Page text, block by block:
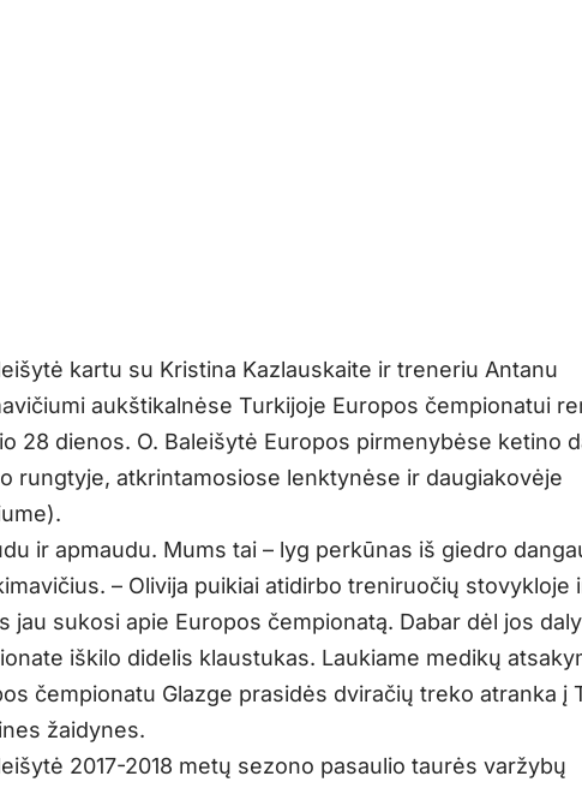
kartu su Kristina Kazlauskaite ir treneriu Antanu
aukštikalnėse Turkijoje Europos čempionatui
28 dienos. O. Baleišytė Europos pirmenybėse ketino
rungtyje, atkrintamosiose lenktynėse ir daugiakovėje
ir apmaudu. Mums tai – lyg perkūnas iš giedro
– Olivija puikiai atidirbo treniruočių stovykloje
jau sukosi apie Europos čempionatą. Dabar dėl jos
iškilo didelis klaustukas. Laukiame medikų
čempionatu Glazge prasidės dviračių treko atranka į
žaidynes.
2017-2018 metų sezono pasaulio taurės varžybų